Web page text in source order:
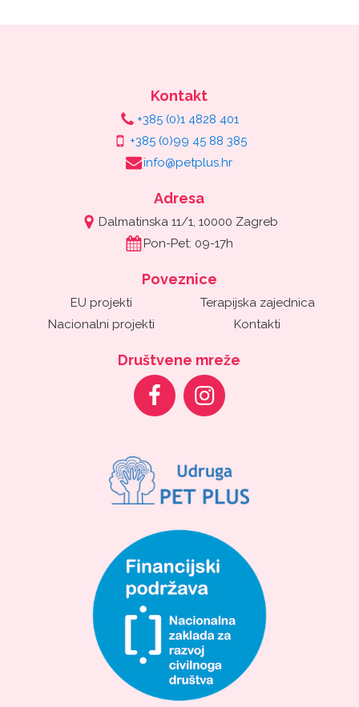
Kontakt
+385 (0)1 4828 401
+385 (0)99 45 88 385
info@petplus.hr
Adresa
Dalmatinska 11/1, 10000 Zagreb
Pon-Pet: 09-17h
Poveznice
EU projekti
Nacionalni projekti
Terapijska zajednica
Kontakti
Društvene mreže